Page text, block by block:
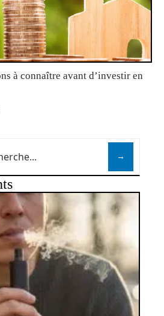
à connaître avant d’investir en